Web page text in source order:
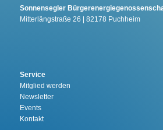
Sonnensegler
Mitterlängstraße 26 | 82178 Puchheim
Service
Mitglied werden
Newsletter
Events
Kontakt